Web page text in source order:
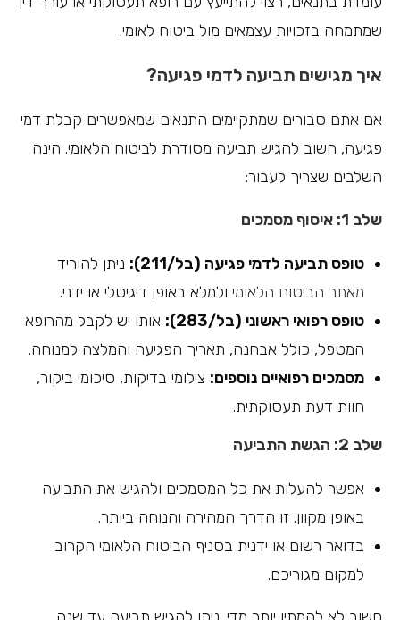
שמתמחה בזכויות עצמאים מול ביטוח לאומי.
איך מגישים תביעה לדמי פגיעה?
אם אתם סבורים שמתקיימים התנאים שמאפשרים קבלת דמי
פגיעה, חשוב להגיש תביעה מסודרת לביטוח הלאומי. הינה
השלבים שצריך לעבור:
שלב 1: איסוף מסמכים
טופס תביעה לדמי פגיעה (בל/211):
ניתן להוריד
מאתר הביטוח הלאומי ולמלא באופן דיגיטלי או ידני.
טופס רפואי ראשוני (בל/283):
אותו יש לקבל מהרופא
המטפל, כולל אבחנה, תאריך הפגיעה והמלצה למנוחה.
מסמכים רפואיים נוספים: צילומי בדיקות, סיכומי ביקור,
חוות דעת תעסוקתית.
שלב 2: הגשת התביעה
אפשר להעלות את כל המסמכים ולהגיש את התביעה
באופן מקוון. זו הדרך המהירה והנוחה ביותר.
בדואר רשום או ידנית בסניף הביטוח הלאומי הקרוב
למקום מגוריכם.